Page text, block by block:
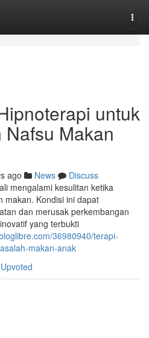
untuk
Makan
ago News
Discuss
mengalami kesulitan ketika
makan. Kondisi ini dapat
dan merusak perkembangan
yang terbukti
36980940/terapi-
makan-anak